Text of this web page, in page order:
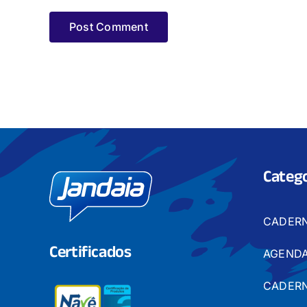
Certificados